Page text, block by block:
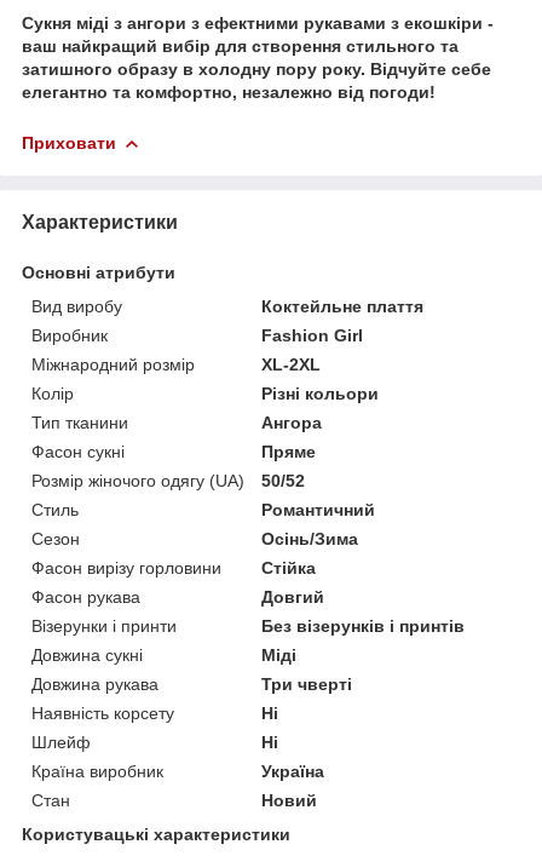
Сукня міді з ангори з ефектними рукавами з екошкіри -
ваш найкращий вибір для створення стильного та
затишного образу в холодну пору року. Відчуйте себе
елегантно та комфортно, незалежно від погоди!
Приховати
Характеристики
Основні атрибути
Вид виробу
Коктейльне плаття
Виробник
Fashion Girl
Міжнародний розмір
XL-2XL
Колір
Різні кольори
Тип тканини
Ангора
Фасон сукні
Пряме
Розмір жіночого одягу (UA)
50/52
Стиль
Романтичний
Сезон
Осінь/Зима
Фасон вирізу горловини
Стійка
Фасон рукава
Довгий
Візерунки і принти
Без візерунків і принтів
Довжина сукні
Міді
Довжина рукава
Три чверті
Наявність корсету
Ні
Шлейф
Ні
Країна виробник
Україна
Стан
Новий
Користувацькі характеристики